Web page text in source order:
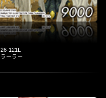
26-121L
ラーラー